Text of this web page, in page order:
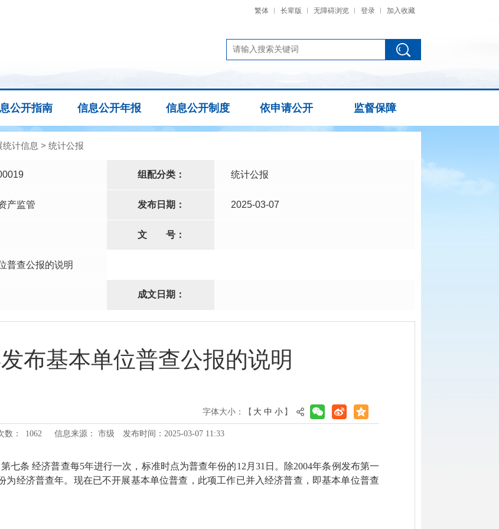
繁体 长辈版 无障碍浏览 登录 加入收藏
公开指南 信息公开年报 信息公开制度 依申请公开 监督保障
计信息 > 统计公报
组配分类： 统计公报
产监管 发布日期： 2025-03-07
文 号：
普查公报的说明
成文日期：
布基本单位普查公报的说明
字体大小：【 大 中 小 】
数： 1062 信息来源： 市级 发布时间：2025-03-07 11:33
经济普查每5年进行一次，标准时点为普查年份的12月31日。除2004年条例发布第一
为经济普查年。现在已不开展基本单位普查，此项工作已并入经济普查，即基本单位普查